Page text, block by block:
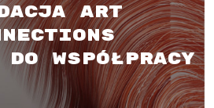
Art
współpracy